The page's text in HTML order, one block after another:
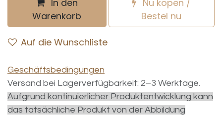
In den
Warenkorb
Nu kopen /
Bestel nu
Auf die Wunschliste
Geschäftsbedingungen
Versand bei Lagerverfügbarkeit: 2–3 Werktage.
Aufgrund kontinuierlicher Produktentwicklung kann
das tatsächliche Produkt von der Abbildung